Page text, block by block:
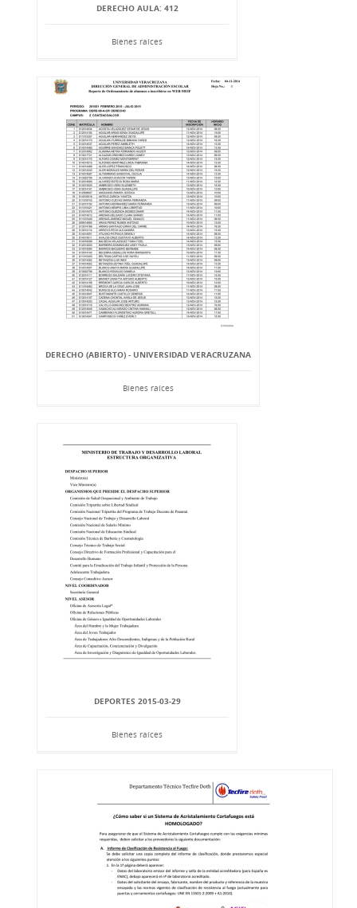
DERECHO AULA: 412
Bienes raíces
DERECHO (ABIERTO) - UNIVERSIDAD VERACRUZANA
Bienes raíces
DEPORTES 2015-03-29
Bienes raíces